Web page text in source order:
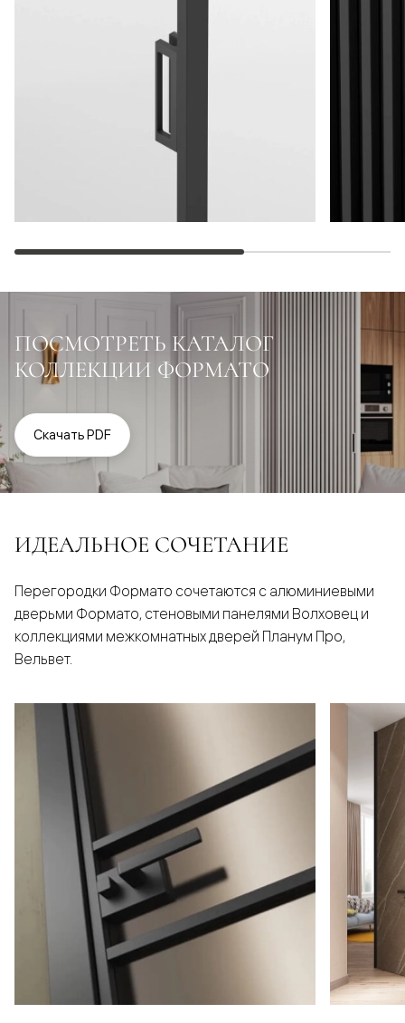
ПОСМОТРЕТЬ КАТАЛОГ
КОЛЛЕКЦИИ ФОРМАТО
Скачать PDF
ИДЕАЛЬНОЕ СОЧЕТАНИЕ
Перегородки Формато сочетаются с алюминиевыми
дверьми Формато, стеновыми панелями Волховец и
коллекциями межкомнатных дверей Планум Про,
Вельвет.